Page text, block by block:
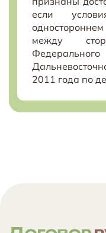
если
между
2011 года по